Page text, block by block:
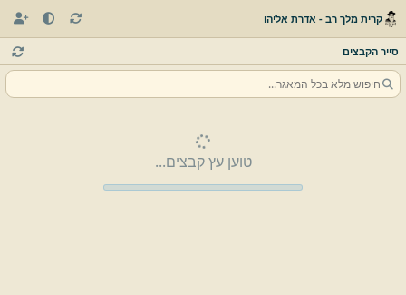
קרית מלך רב - אדרת אליהו
סייר הקבצים
טוען עץ קבצים...